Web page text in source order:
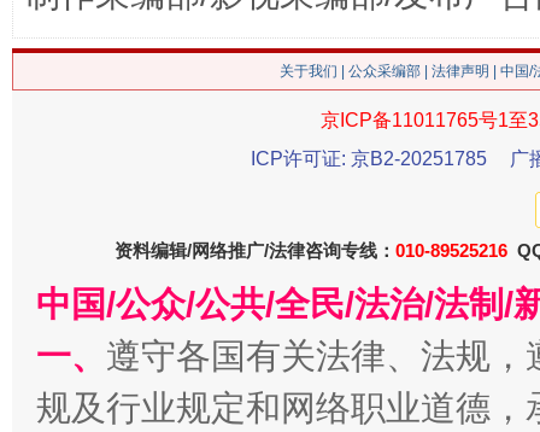
谢
在谋一域中谋全局
今
关于我们 公众采编部 法律声明 | 中国
京ICP备11011765号1至
ICP许可证: 京B2-20251785
广
资料编辑/网络推广/法律咨询专线： 010-89525216
中国/公众/公共/全民/法治/法制/
一、 遵守各国有关法律、法规
规及行业规定和网络职业道德